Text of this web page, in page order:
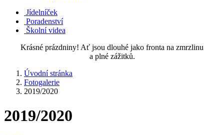
Jídelníček
Poradenství
Školní videa
Krásné prázdniny! Ať jsou dlouhé jako fronta na zmrzlinu
a plné zážitků.
Úvodní stránka
Fotogalerie
2019/2020
2019/2020